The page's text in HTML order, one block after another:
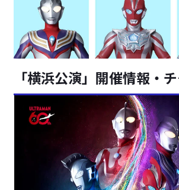
「横浜公演」開催情報・